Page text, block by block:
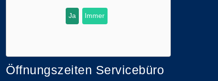
Ja Immer
Öffnungszeiten Servicebüro